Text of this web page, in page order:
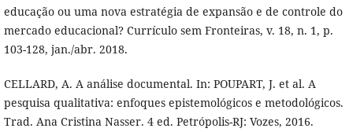
educação ou uma nova estratégia de expansão e de controle do
mercado educacional? Currículo sem Fronteiras, v. 18, n. 1, p.
103-128, jan./abr. 2018.
CELLARD, A. A análise documental. In: POUPART, J. et al. A
pesquisa qualitativa: enfoques epistemológicos e metodológicos.
Trad. Ana Cristina Nasser. 4 ed. Petrópolis-RJ: Vozes, 2016.